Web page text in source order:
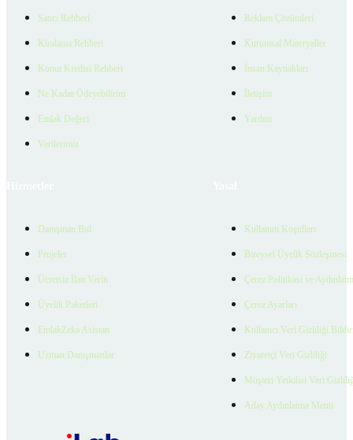
Satıcı Rehberi
Kiralama Rehberi
Konut Kredisi Rehberi
Ne Kadar Ödeyebilirim
Emlak Değeri
Verilerimiz
Reklam Çözümleri
Kurumsal Materyaller
İnsan Kaynakları
İletişim
Yardım
Danışman Bul
Projeler
Ücretsiz İlan Verin
Üyelik Paketleri
EmlakZeka Asistan
Uzman Danışmanlar
Kullanım Koşulları
Bireysel Üyelik Sözleşmesi
Çerez Politikası ve
Çerez Ayarları
Kullanıcı Veri Gizliliği
Ziyaretçi Veri Gizliliği
Müşteri Yetkilisi Veri
Aday Aydınlatma Metni